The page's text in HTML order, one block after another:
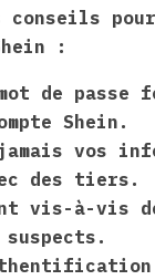
conseils
:
de passe
Shein.
vos
des tiers.
vis-à-vis
suspects.